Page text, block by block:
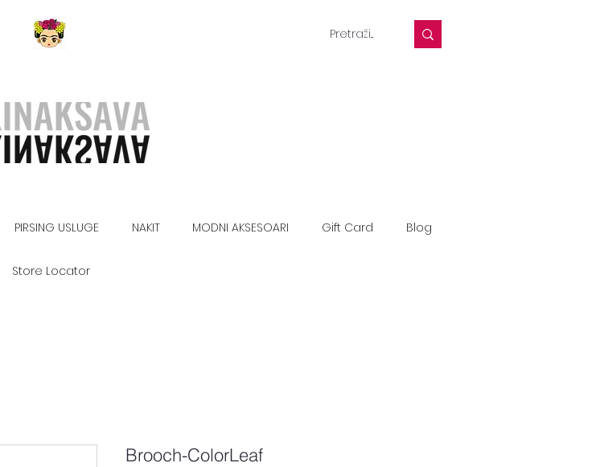
PIRSING USLUGE NAKIT MODNI AKSESOARI Gift Card Blog
Store Locator
Brooch-ColorLeaf